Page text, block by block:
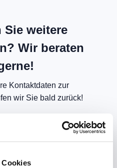
Cookies
Sie weitere
Wir beraten
Kontaktdaten zur
wir Sie bald zurück!